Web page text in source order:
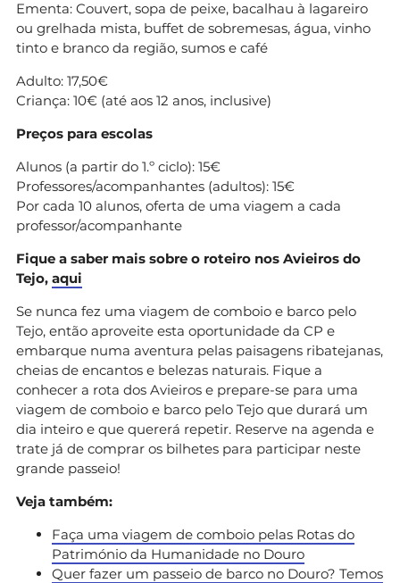
Ementa: Couvert, sopa de peixe, bacalhau à lagareiro
ou grelhada mista, buffet de sobremesas, água, vinho
tinto e branco da região, sumos e café
Adulto: 17,50€
Criança: 10€ (até aos 12 anos, inclusive)
Preços para escolas
Alunos (a partir do 1.º ciclo): 15€
Professores/acompanhantes (adultos): 15€
Por cada 10 alunos, oferta de uma viagem a cada
professor/acompanhante
Fique a saber mais sobre o roteiro nos Avieiros do
Tejo, aqui
Se nunca fez uma viagem de comboio e barco pelo
Tejo, então aproveite esta oportunidade da CP e
embarque numa aventura pelas paisagens ribatejanas,
cheias de encantos e belezas naturais. Fique a
conhecer a rota dos Avieiros e prepare-se para uma
viagem de comboio e barco pelo Tejo que durará um
dia inteiro e que quererá repetir. Reserve na agenda e
trate já de comprar os bilhetes para participar neste
grande passeio!
Veja também:
Faça uma viagem de comboio pelas Rotas do
Património da Humanidade no Douro
Quer fazer um passeio de barco no Douro? Temos